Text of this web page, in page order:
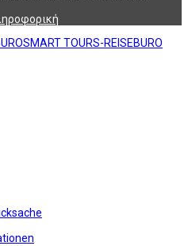
SMART TOURS-REISEBURO